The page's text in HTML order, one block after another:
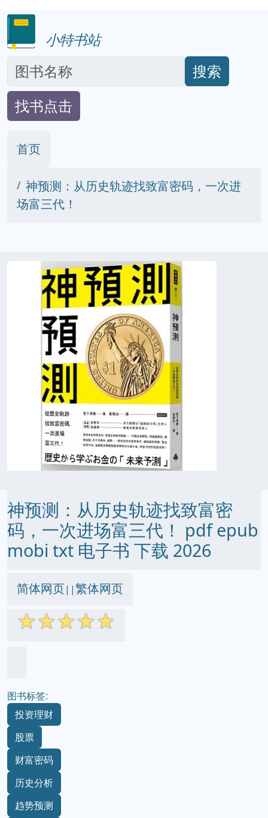
小特书站
搜索
找书点击
首页
神预测：从历史轨迹找致富密码，一次进
场富三代！
神预测：从历史轨迹找致富密
码，一次进场富三代！ pdf epub
mobi txt 电子书 下载 2026
简体网页||繁体网页
☆☆☆☆☆
图书标签:
投资理财
股票
财富密码
历史分析
趋势预测